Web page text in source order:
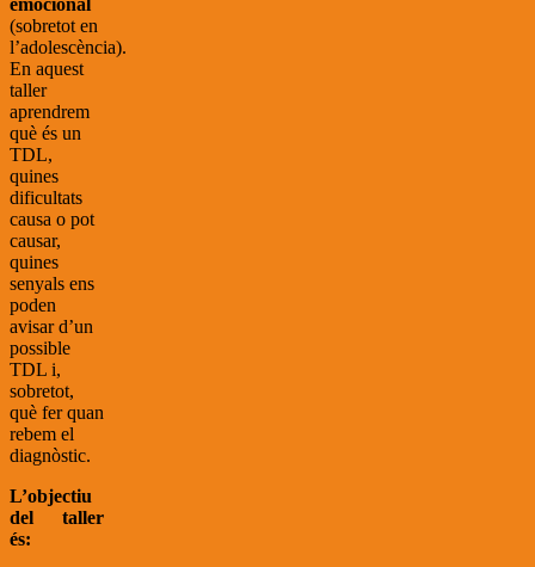
(sobretot en
l’adolescència).
En aquest
taller
aprendrem
què és un
TDL,
quines
dificultats
causa o pot
causar,
quines
senyals ens
poden
avisar d’un
possible
TDL i,
sobretot,
què fer quan
rebem el
diagnòstic.
L’objectiu
del taller
és: